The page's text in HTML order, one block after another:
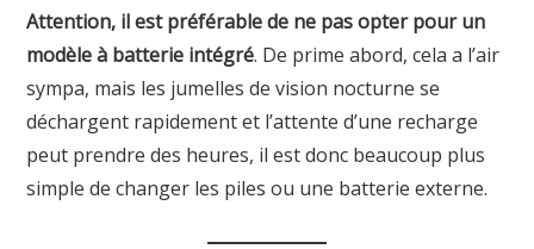
Attention, il est préférable de ne pas opter pour un
modèle à batterie intégré. De prime abord, cela a l’air
sympa, mais les jumelles de vision nocturne se
déchargent rapidement et l’attente d’une recharge
peut prendre des heures, il est donc beaucoup plus
simple de changer les piles ou une batterie externe.